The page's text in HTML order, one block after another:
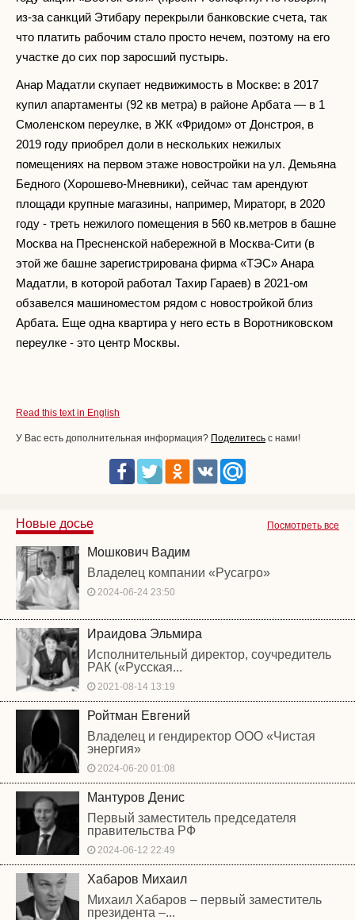
из-за санкций Этибару перекрыли банковские счета, так
что платить рабочим стало просто нечем, поэтому на его
участке до сих пор заросший пустырь.
Анар Мадатли скупает недвижимость в Москве: в 2017
купил апартаменты (92 кв метра) в районе Арбата — в 1
Смоленском переулке, в ЖК «Фридом» от Донстроя, в
2019 году приобрел доли в нескольких нежилых
помещениях на первом этаже новостройки на ул. Демьяна
Бедного (Хорошево-Мневники), сейчас там арендуют
площади крупные магазины, например, Мираторг, в 2020
году - треть нежилого помещения в 560 кв.метров в башне
Москва на Пресненской набережной в Москва-Сити (в
этой же башне зарегистрирована фирма «ТЭС» Анара
Мадатли, в которой работал Тахир Гараев) в 2021-ом
обзавелся машиноместом рядом с новостройкой близ
Арбата. Еще одна квартира у него есть в Воротниковском
переулке - это центр Москвы.
Read this text in English
У Вас есть дополнительная информация? Поделитесь с нами!
Посмотреть все
Новые досье
Мошкович Вадим
Владелец компании «Русагро»
2024-06-24 23:50
Ираидова Эльмира
Исполнительный директор, соучредитель
РАК («Русская...
2021-08-14 13:19
Ройтман Евгений
Владелец и гендиректор ООО «Чистая
энергия»
2024-06-20 01:08
Мантуров Денис
Первый заместитель председателя
правительства РФ
2024-06-12 22:49
Хабаров Михаил
Михаил Хабаров – первый заместитель
президента –...